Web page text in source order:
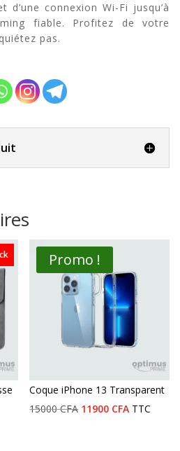
d’une connexion Wi-Fi jusqu’à
fiable. Profitez de votre
pas.
Promo !
Coque iPhone 13 Transparent
15000CFA Le
11900 CFALe
TTC